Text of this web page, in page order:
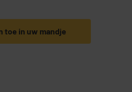
toe in uw mandje